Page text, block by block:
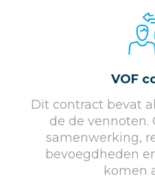
VOF
Dit contract bevat
de de vennoten.
samenwerking,
bevoegdheden
komen